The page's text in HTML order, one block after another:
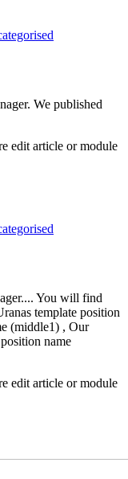
We published
edit article or module
You will find
template position
(middle1) , Our
name
edit article or module